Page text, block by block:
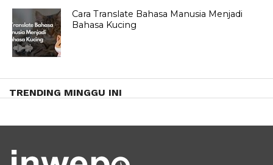
Cara Translate Bahasa Manusia Menjadi
Bahasa Kucing
TRENDING MINGGU INI